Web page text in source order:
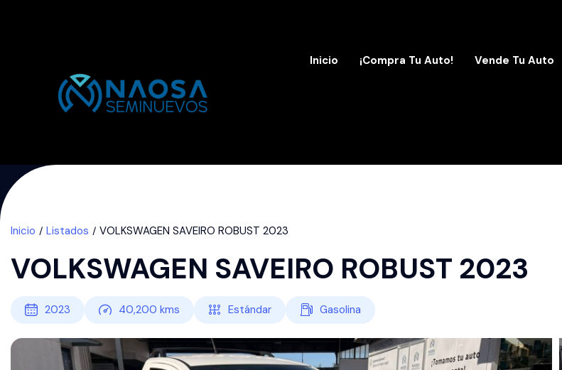
Inicio ¡Compra Tu Auto! Vende Tu Auto
Inicio Listados VOLKSWAGEN SAVEIRO ROBUST 2023
VOLKSWAGEN SAVEIRO ROBUST 2023
2023 40,200 kms Estándar Gasolina